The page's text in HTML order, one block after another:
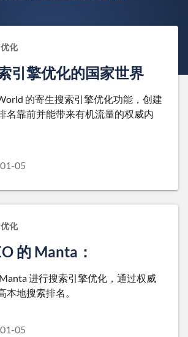
化
引擎优化的国家世界
的寄生搜索引擎优化功能，创建
名靠前并能带来有机流量的权威内
05
化
的 Manta：
进行搜索引擎优化，通过权威
本地搜索排名。
05